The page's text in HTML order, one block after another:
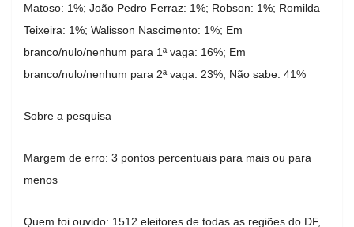
Matoso: 1%; João Pedro Ferraz: 1%; Robson: 1%; Romilda
Teixeira: 1%; Walisson Nascimento: 1%; Em
branco/nulo/nenhum para 1ª vaga: 16%; Em
branco/nulo/nenhum para 2ª vaga: 23%; Não sabe: 41%
Sobre a pesquisa
Margem de erro: 3 pontos percentuais para mais ou para
menos
Quem foi ouvido: 1512 eleitores de todas as regiões do DF,